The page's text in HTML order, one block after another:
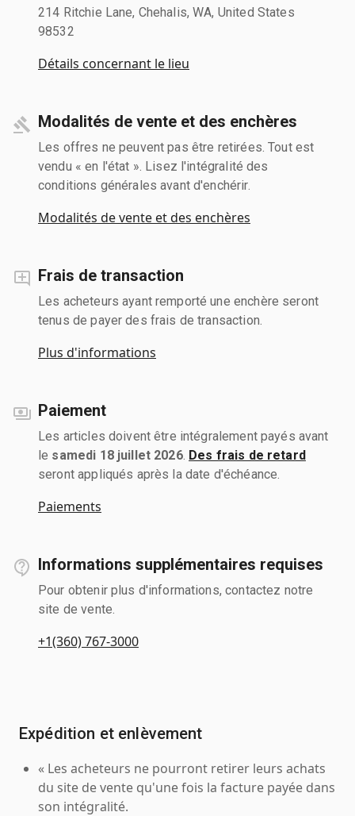
214 Ritchie Lane, Chehalis, WA, United States
98532
Détails concernant le lieu
Modalités de vente et des enchères
Les offres ne peuvent pas être retirées. Tout est
vendu « en l'état ». Lisez l'intégralité des
conditions générales avant d'enchérir.
Modalités de vente et des enchères
Frais de transaction
Les acheteurs ayant remporté une enchère seront
tenus de payer des frais de transaction.
Plus d'informations
Paiement
Les articles doivent être intégralement payés avant
le samedi 18 juillet 2026. Des frais de retard
seront appliqués après la date d'échéance.
Paiements
Informations supplémentaires requises
Pour obtenir plus d'informations, contactez notre
site de vente.
+1(360) 767-3000
Expédition et enlèvement
« Les acheteurs ne pourront retirer leurs achats
du site de vente qu'une fois la facture payée dans
son intégralité.